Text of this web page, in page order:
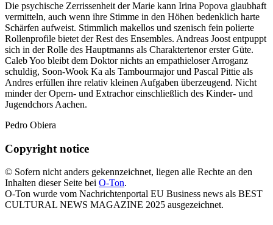
Die psychische Zerrissenheit der Marie kann Irina Popova glaubhaft
vermitteln, auch wenn ihre Stimme in den Höhen bedenklich harte
Schärfen aufweist. Stimmlich makellos und szenisch fein polierte
Rollenprofile bietet der Rest des Ensembles. Andreas Joost entpuppt
sich in der Rolle des Hauptmanns als Charaktertenor erster Güte.
Caleb Yoo bleibt dem Doktor nichts an empathieloser Arroganz
schuldig, Soon-Wook Ka als Tambourmajor und Pascal Pittie als
Andres erfüllen ihre relativ kleinen Aufgaben überzeugend. Nicht
minder der Opern- und Extrachor einschließlich des Kinder- und
Jugendchors Aachen.
Pedro Obiera
Copyright notice
© Sofern nicht anders gekennzeichnet, liegen alle Rechte an den
Inhalten dieser Seite bei O-Ton.
O-Ton wurde vom Nachrichtenportal EU Business news als BEST
CULTURAL NEWS MAGAZINE 2025 ausgezeichnet.